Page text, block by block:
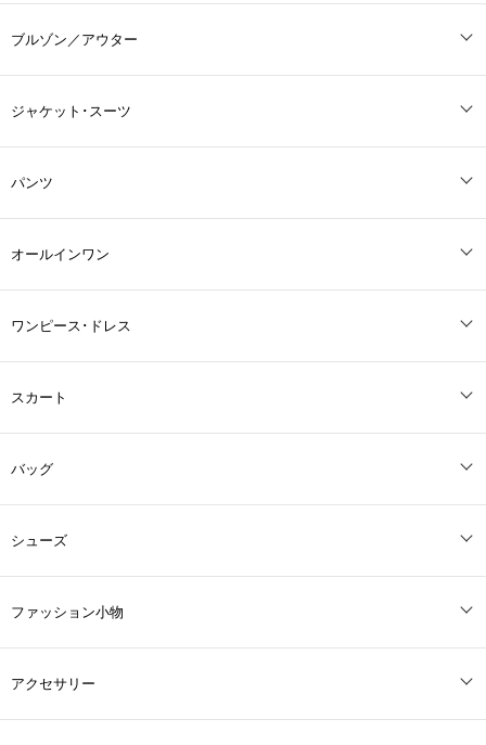
ブルゾン／アウター
ジャケット･スーツ
パンツ
オールインワン
ワンピース･ドレス
スカート
バッグ
シューズ
ファッション小物
アクセサリー